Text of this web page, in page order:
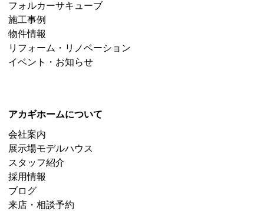
フォルカーサキューブ
施工事例
物件情報
リフォーム・リノベーション
イベント・お知らせ
アカギホームについて
会社案内
展示場モデルハウス
スタッフ紹介
採用情報
ブログ
来店・相談予約